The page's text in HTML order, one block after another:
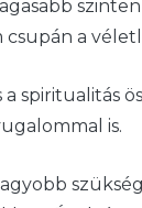
csupán a
a spiritualitás
is.